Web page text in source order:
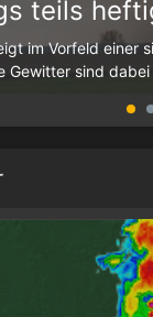
teils
im Vorfeld einer
Gewitter sind